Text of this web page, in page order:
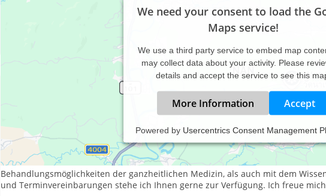
We need your consent to load the
Maps service!
We use a third party service to embed map
may collect data about your activity. Please
details and accept the service to see this
More Information Accept
Powered by Usercentrics Consent Management
Als Heilpraktikerin bin ich bestrebt, Ihnen mit meinem Wissen zu helfen, ein
glückliches Leben zu führen. Um für Sie die bestmöglichen
kontinuierlich weiter. Zu diesem Zweck befasse ich mich sowohl mit den
Behandlungsmöglichkeiten der ganzheitlichen Medizin, als auch mit dem
und Terminvereinbarungen stehe ich Ihnen gerne zur Verfügung. Ich freue